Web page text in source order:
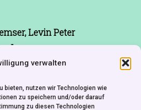
verwalten
bieten, nutzen wir Technologien wie
zu speichern und/oder darauf
zu diesen Technologien
Levin Peter
Imer
Stephan Bechinger
Schorr
Levin Peter